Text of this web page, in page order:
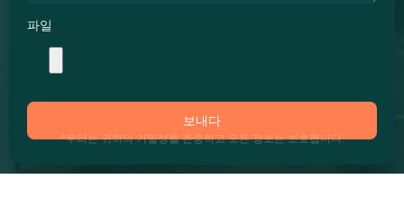
파일
보내다
*우리는 귀하의 기밀성을 존중하고 모든 정보는 보호됩니다.